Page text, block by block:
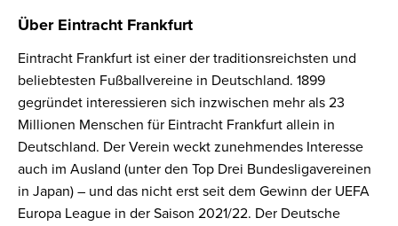
Über Eintracht Frankfurt
Eintracht Frankfurt ist einer der traditionsreichsten und
beliebtesten Fußballvereine in Deutschland. 1899
gegründet interessieren sich inzwischen mehr als 23
Millionen Menschen für Eintracht Frankfurt allein in
Deutschland. Der Verein weckt zunehmendes Interesse
auch im Ausland (unter den Top Drei Bundesligavereinen
in Japan) – und das nicht erst seit dem Gewinn der UEFA
Europa League in der Saison 2021/22. Der Deutsche